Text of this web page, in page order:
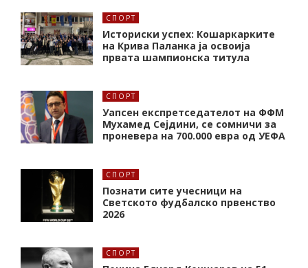
СПОРТ
Историски успех: Кошаркарките
на Крива Паланка ја освоија
првата шампионска титула
СПОРТ
Уапсен експретседателот на ФФМ
Мухамед Сејдини, се сомничи за
проневера на 700.000 евра од УЕФА
СПОРТ
Познати сите учесници на
Светското фудбалско првенство
2026
СПОРТ